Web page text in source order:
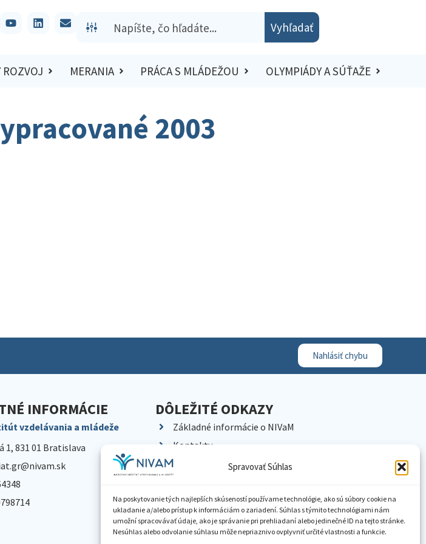
Spravovať Súhlas
Na poskytovanie tých najlepších skúseností používame technológie, ako sú súbory cookie na
ukladanie a/alebo prístup k informáciám o zariadení. Súhlas s týmito technológiami nám
umožní spracovávať údaje, ako je správanie pri prehliadaní alebo jedinečné ID na tejto stránke.
Nesúhlas alebo odvolanie súhlasu môže nepriaznivo ovplyvniť určité vlastnosti a funkcie.
Vyhľadať
ROZVOJ MERANIA PRÁCA S MLÁDEŽOU OLYMPIÁDY A SÚŤAŽE
2003
Nahlásiť chybu
INFORMÁCIE
vzdelávania a mládeže
1, 831 01 Bratislava
DÔLEŽITÉ ODKAZY
Základné informácie o NIVaM
Kontakty
Kariéra
Pracoviská NIVaM
Dokumenty inštitúcie
Knižnica